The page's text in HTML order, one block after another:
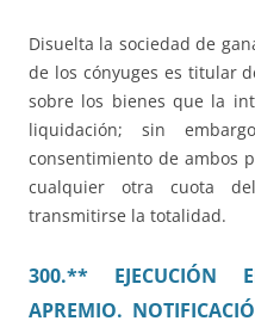
Disuelta la sociedad de
de los cónyuges es titular
sobre los bienes que la
liquidación; sin
consentimiento de ambos
cualquier otra cuota
transmitirse la totalidad.
300.** EJECUCIÓN
APREMIO.